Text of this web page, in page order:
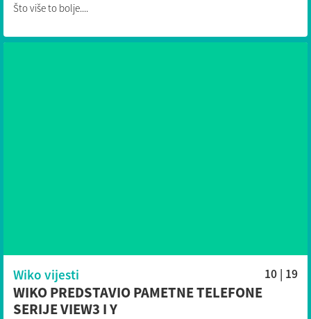
Što više to bolje....
Wiko vijesti 10 | 19
WIKO PREDSTAVIO PAMETNE TELEFONE
SERIJE VIEW3 I Y